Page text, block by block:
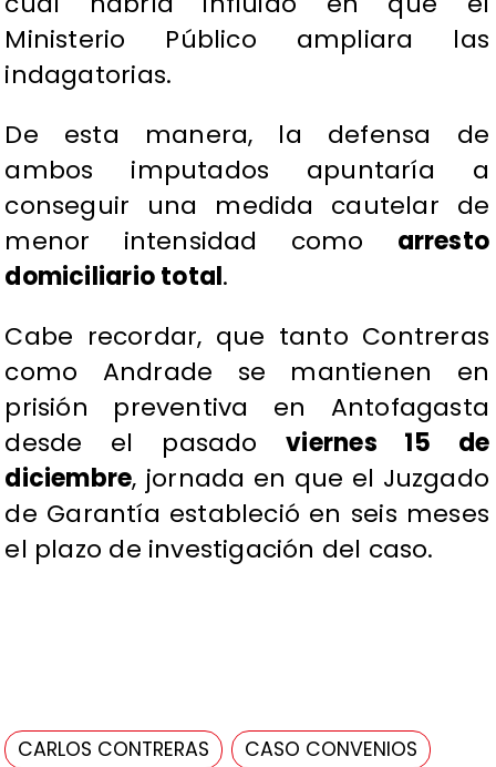
Ministerio Público ampliara las
indagatorias.
De esta manera, la defensa de
ambos imputados apuntaría a
conseguir una medida cautelar de
menor intensidad como arresto
domiciliario total.
Cabe recordar, que tanto Contreras
como Andrade se mantienen en
prisión preventiva en Antofagasta
desde el pasadoviernes 15 de
diciembre, jornada en que el Juzgado
de Garantía estableció en seis meses
el plazo de investigación del caso.
CARLOS CONTRERAS
CASO CONVENIOS